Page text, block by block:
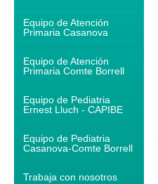
Equipo de Atención
Primaria Casanova
Equipo de Atención
Primaria Comte Borrell
Equipo de Pediatria
Ernest Lluch - CAPIBE
Equipo de Pediatria
Casanova-Comte Borrell
Trabaja con nosotros